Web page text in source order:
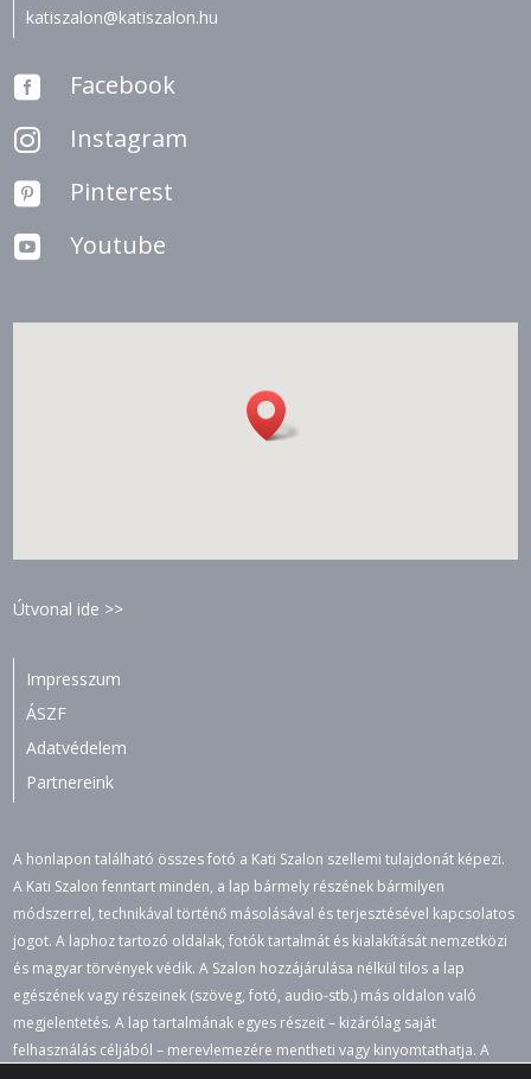
katiszalon@katiszalon.hu
 Facebook
 Instagram
 Pinterest
 Youtube
Útvonal ide >>
Impresszum
ÁSZF
Adatvédelem
Partnereink
A honlapon található összes fotó a Kati Szalon szellemi tulajdonát képezi.
A Kati Szalon fenntart minden, a lap bármely részének bármilyen
módszerrel, technikával történő másolásával és terjesztésével kapcsolatos
jogot. A laphoz tartozó oldalak, fotók tartalmát és kialakítását nemzetközi
és magyar törvények védik. A Szalon hozzájárulása nélkül tilos a lap
egészének vagy részeinek (szöveg, fotó, audio-stb.) más oldalon való
megjelentetés. A lap tartalmának egyes részeit – kizárólag saját
felhasználás céljából – merevlemezére mentheti vagy kinyomtathatja. A